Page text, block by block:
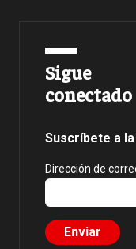
Sigue
conectado
Suscríbete a
Dirección de